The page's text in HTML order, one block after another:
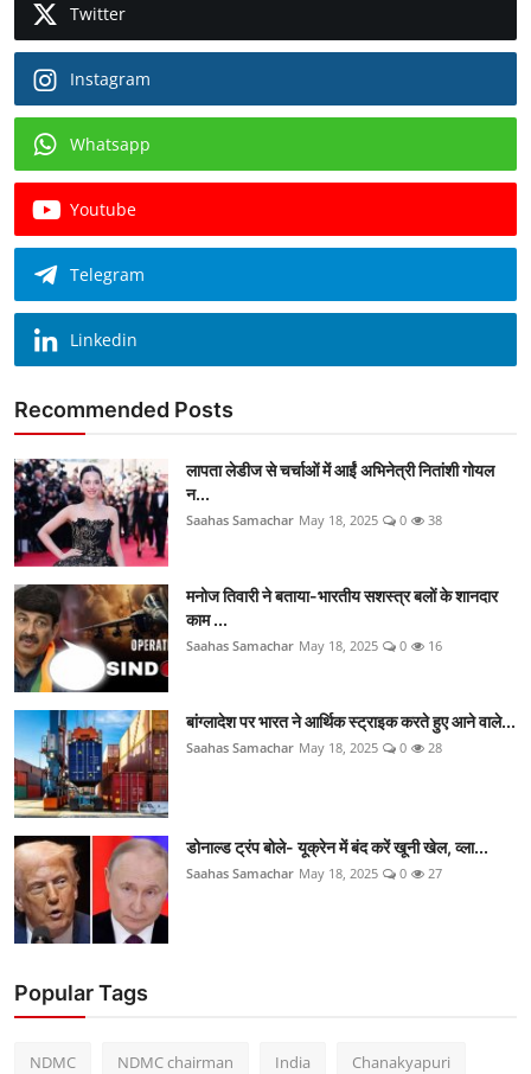
Twitter
Instagram
Whatsapp
Youtube
Telegram
Linkedin
Recommended Posts
लापता लेडीज से चर्चाओं में आईं अभिनेत्री नितांशी गोयल
न...
Saahas Samachar May 18, 2025 0 38
मनोज तिवारी ने बताया-भारतीय सशस्त्र बलों के शानदार
काम ...
Saahas Samachar May 18, 2025 0 16
बांग्लादेश पर भारत ने आर्थिक स्ट्राइक करते हुए आने वाले...
Saahas Samachar May 18, 2025 0 28
डोनाल्ड ट्रंप बोले- यूक्रेन में बंद करें खूनी खेल, व्ला...
Saahas Samachar May 18, 2025 0 27
Popular Tags
NDMC NDMC chairman India Chanakyapuri